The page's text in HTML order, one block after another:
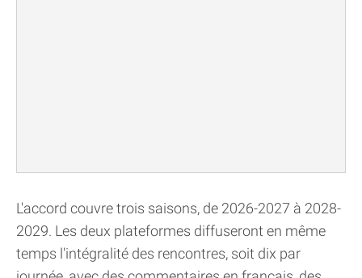
L'accord couvre trois saisons, de 2026-2027 à 2028-
2029. Les deux plateformes diffuseront en même
temps l'intégralité des rencontres, soit dix par